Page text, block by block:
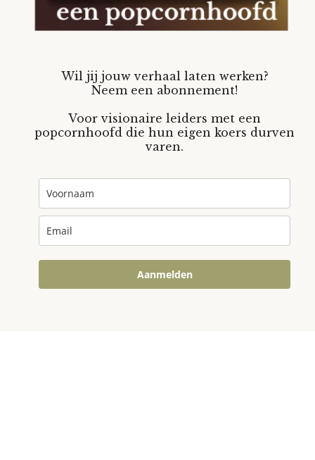
Wil jij jouw verhaal laten werken?
Neem een abonnement!
Voor visionaire leiders met een
popcornhoofd die hun eigen koers durven
varen.
Aanmelden